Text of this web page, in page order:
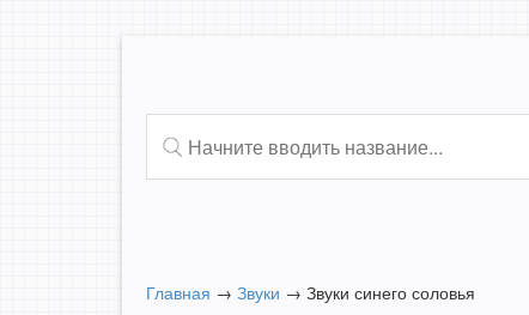
Главная → Звуки → Звуки синего соловья